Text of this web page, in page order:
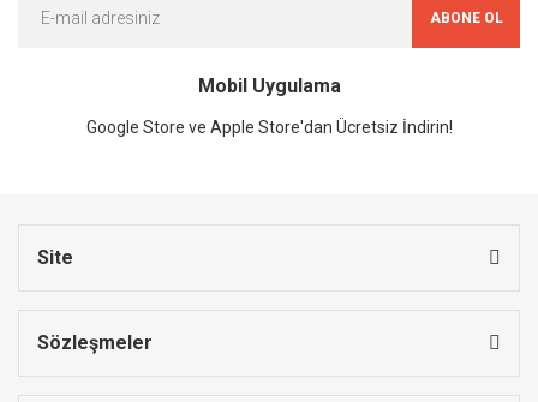
ABONE OL
Mobil Uygulama
Google Store ve Apple Store'dan Ücretsiz İndirin!
Site
Sözleşmeler